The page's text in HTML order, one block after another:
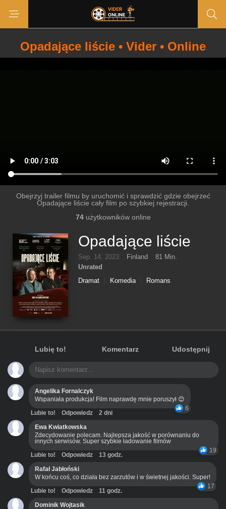
Opadające liście • Vider • Online
Obejrzyj trailer filmu by uruchomić i sprawdzić gdzie obejrzeć
Opadające liście cały film po szybkiej rejestracji.
74użytkowników online
Opadające liście
Sep. 14, 2023 Finland
81 Min.
Unrated
Dramat
Komedia Romans
Lubię to! Komentarz Udostępnij
Angelika Fornalczyk
Wspaniała produkcja! Film naprawdę mnie poruszył 😊
6
Lubie to! Odpowiedz
2 dni
Ewa Kwiatkowska
Zdecydowanie polecam. Najlepsza jakość w porównaniu do
innych serwisów. Super szybkie ładowanie filmów
19
Lubie to! Odpowiedz
13 godz.
Rafał Jabłoński
W końcu coś, co działa bez zarzutów i w świetnej jakości. Super!
17
Lubie to! Odpowiedz
11 godz.
Dominik Wojtasik